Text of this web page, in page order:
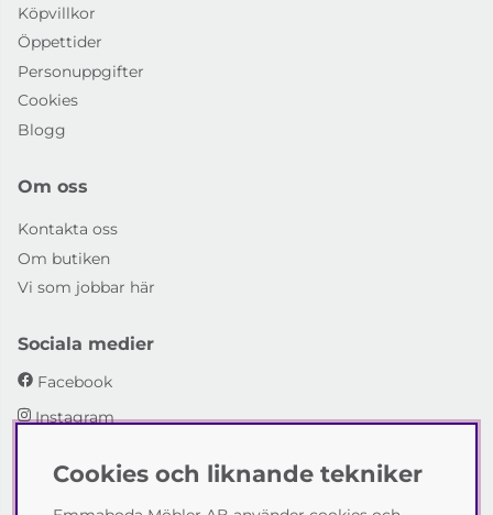
Köpvillkor
Öppettider
Personuppgifter
Cookies
Blogg
Om oss
Kontakta oss
Om butiken
Vi som jobbar här
Sociala medier
Facebook
Instagram
Emmaboda Möbler AB
Cookies och liknande tekniker